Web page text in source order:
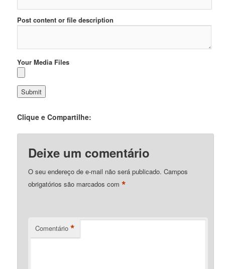
Post content or file description
Your Media Files
Clique e Compartilhe:
Deixe um comentário
O seu endereço de e-mail não será publicado. Campos
obrigatórios são marcados com*
Comentário *